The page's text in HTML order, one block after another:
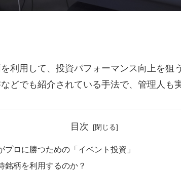
利用して、投資パフォーマンス向上を狙
どでも紹介されている手法で、管理人も
目次
プロに勝つための「イベント投資」
銘柄を利用するのか？